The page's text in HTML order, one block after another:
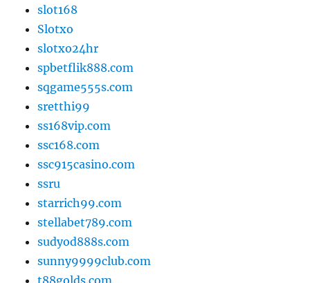
slot168
Slotxo
slotxo24hr
spbetflik888.com
sqgame555s.com
sretthi99
ss168vip.com
ssc168.com
ssc915casino.com
ssru
starrich99.com
stellabet789.com
sudyod888s.com
sunny9999club.com
t88golds.com